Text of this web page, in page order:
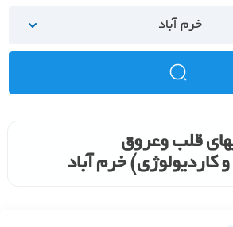
خرم آباد
قلب وعروق
کاردیولوژی) خرم آباد